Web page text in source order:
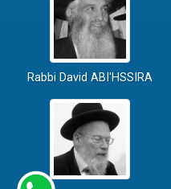
Rabbi David ABI'HSSIRA